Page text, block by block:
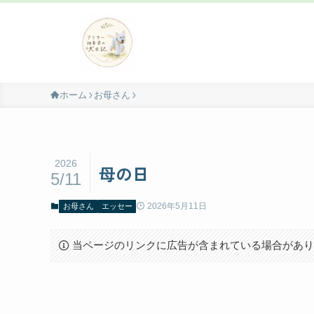
ホーム お母さん
母の日
2026
5/11
お母さん エッセー 2026年5月11日
当ページのリンクに広告が含まれている場合があ